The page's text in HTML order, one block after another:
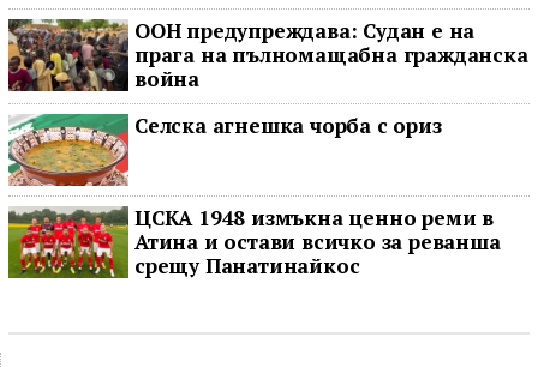
ООН предупреждава: Судан е на
прага на пълномащабна гражданска
война
Селска агнешка чорба с ориз
ЦСКА 1948 измъкна ценно реми в
Атина и остави всичко за реванша
срещу Панатинайкос